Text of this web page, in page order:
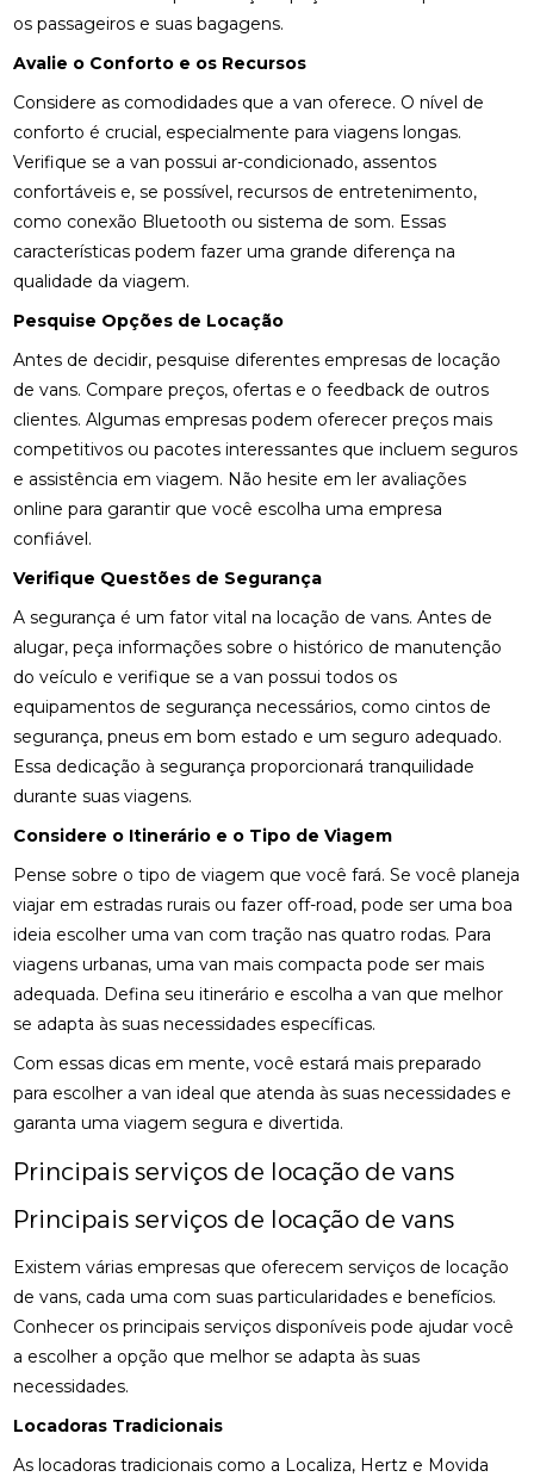
os passageiros e suas bagagens.
Avalie o Conforto e os Recursos
Considere as comodidades que a van oferece. O nível de
conforto é crucial, especialmente para viagens longas.
Verifique se a van possui ar-condicionado, assentos
confortáveis e, se possível, recursos de entretenimento,
como conexão Bluetooth ou sistema de som. Essas
características podem fazer uma grande diferença na
qualidade da viagem.
Pesquise Opções de Locação
Antes de decidir, pesquise diferentes empresas de locação
de vans. Compare preços, ofertas e o feedback de outros
clientes. Algumas empresas podem oferecer preços mais
competitivos ou pacotes interessantes que incluem seguros
e assistência em viagem. Não hesite em ler avaliações
online para garantir que você escolha uma empresa
confiável.
Verifique Questões de Segurança
A segurança é um fator vital na locação de vans. Antes de
alugar, peça informações sobre o histórico de manutenção
do veículo e verifique se a van possui todos os
equipamentos de segurança necessários, como cintos de
segurança, pneus em bom estado e um seguro adequado.
Essa dedicação à segurança proporcionará tranquilidade
durante suas viagens.
Considere o Itinerário e o Tipo de Viagem
Pense sobre o tipo de viagem que você fará. Se você planeja
viajar em estradas rurais ou fazer off-road, pode ser uma boa
ideia escolher uma van com tração nas quatro rodas. Para
viagens urbanas, uma van mais compacta pode ser mais
adequada. Defina seu itinerário e escolha a van que melhor
se adapta às suas necessidades específicas.
Com essas dicas em mente, você estará mais preparado
para escolher a van ideal que atenda às suas necessidades e
garanta uma viagem segura e divertida.
Principais serviços de locação de vans
Principais serviços de locação de vans
Existem várias empresas que oferecem serviços de locação
de vans, cada uma com suas particularidades e benefícios.
Conhecer os principais serviços disponíveis pode ajudar você
a escolher a opção que melhor se adapta às suas
necessidades.
Locadoras Tradicionais
As locadoras tradicionais como a Localiza, Hertz e Movida